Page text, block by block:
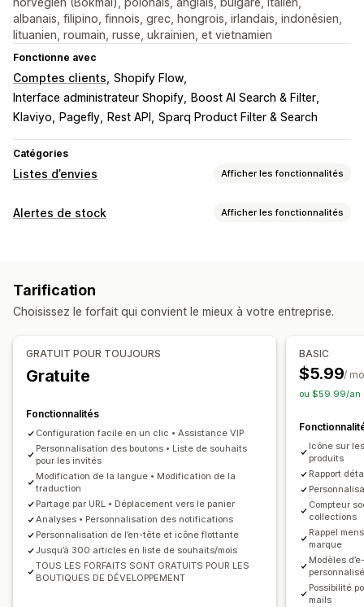
albanais, filipino, finnois, grec, hongrois, irlandais, indonésien,
lituanien, roumain, russe, ukrainien, et vietnamien
Fonctionne avec
Comptes clients Shopify Flow
Interface administrateur Shopify
Boost AI Search & Filter
Klaviyo
Pagefly Rest API Sparq Product Filter & Search
Catégories
Listes d’envies Afficher les fonctionnalités
Types de listes
Gestion des listes
Tableau de bord Listes multiples
Importation et exportation
Personnalisation
Image de marque personnalisée
Mises en page personnalisées
Icônes personnalisées
Multilingue
Modèles d’e-mails
Alertes de prix
Alertes de stock
Alertes de stock Afficher les fonctionnalités
De retour en stock
E-mail En rupture de stock Baisse de prix
Bouton de notification
Compteur de stock
Analyses de données et génération de rapports
Demande client Rapports de performance
Prévisions des ventes Suivi des stocks
Tarification
Choisissez le forfait qui convient le mieux à votre entreprise.
GRATUIT POUR TOUJOURS
Gratuite
Fonctionnalités
Configuration facile en un clic • Assistance VIP
Personnalisation des boutons • Liste de souhaits
pour les invités
Modification de la langue • Modification de la
traduction
Partage par URL • Déplacement vers le panier
Analyses • Personnalisation des notifications
Personnalisation de l’en-tête et icône flottante
Jusqu’à 300 articles en liste de souhaits/mois
TOUS LES FORFAITS SONT GRATUITS POUR LES
BOUTIQUES DE DÉVELOPPEMENT
BASIC
$5.99/
ou $59.99/an
Icône sur
produits
Rapport
Compteur
collections
Rappel
marque
Modèles
Possibilité
mails